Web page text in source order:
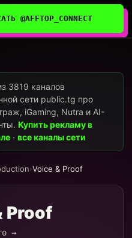
@AFFTOP_CONNECT
3819 каналов
сети public.tg про
iGaming, Nutra и AI-
Купить рекламу в
·все каналы сети
›Voice & Proof
Proof
→